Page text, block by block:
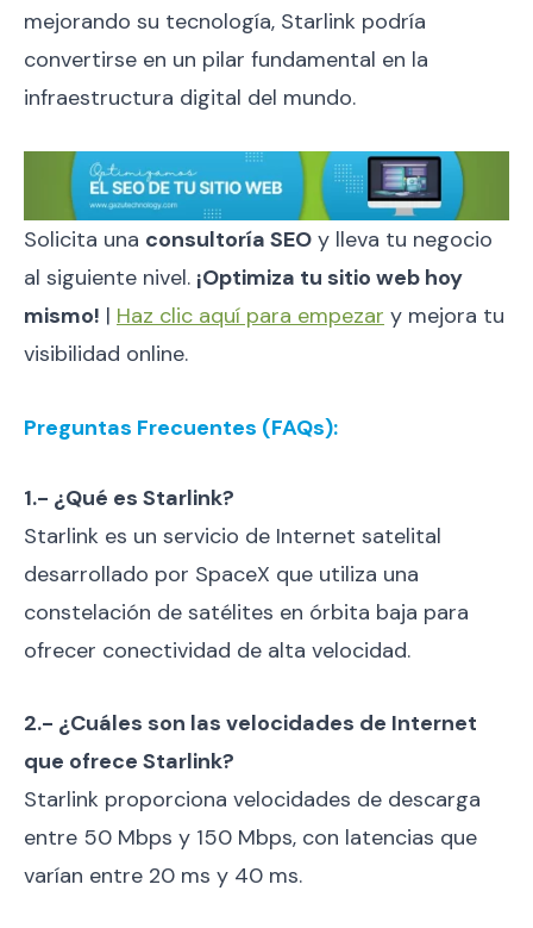
mejorando su tecnología, Starlink podría
convertirse en un pilar fundamental en la
infraestructura digital del mundo.
Solicita una consultoría SEO y lleva tu negocio
al siguiente nivel. ¡Optimiza tu sitio web hoy
mismo! | Haz clic aquí para empezar y mejora tu
visibilidad online.
Preguntas Frecuentes (FAQs):
1.- ¿Qué es Starlink?
Starlink es un servicio de Internet satelital
desarrollado por SpaceX que utiliza una
constelación de satélites en órbita baja para
ofrecer conectividad de alta velocidad.
2.- ¿Cuáles son las velocidades de Internet
que ofrece Starlink?
Starlink proporciona velocidades de descarga
entre 50 Mbps y 150 Mbps, con latencias que
varían entre 20 ms y 40 ms.